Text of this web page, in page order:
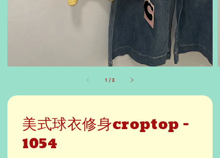
1 /2
美式球衣修身croptop -
1054